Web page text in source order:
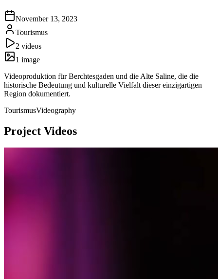
November 13, 2023
Tourismus
2 videos
1 image
Videoproduktion für Berchtesgaden und die Alte Saline, die die
historische Bedeutung und kulturelle Vielfalt dieser einzigartigen
Region dokumentiert.
TourismusVideography
Project Videos